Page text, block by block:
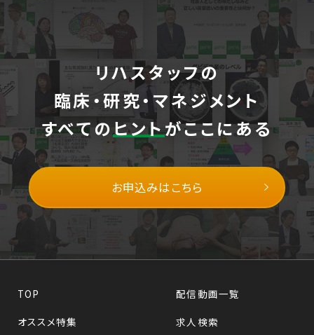
リハスタッフの
臨床・研究・マネジメント
すべてのヒントがここにある
お申込みはこちら
TOP
配信動画一覧
オススメ特集
求人検索